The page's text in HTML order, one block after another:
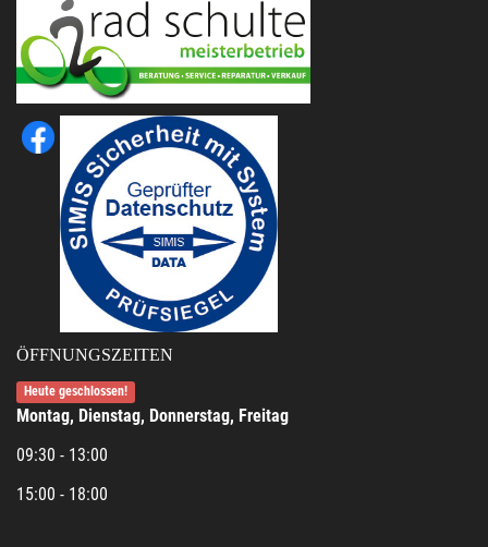
ÖFFNUNGSZEITEN
Heute geschlossen!
Montag, Dienstag, Donnerstag, Freitag
09:30 - 13:00
15:00 - 18:00